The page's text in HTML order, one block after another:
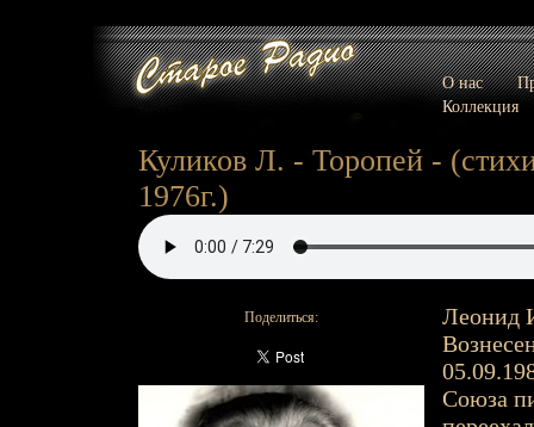
О нас
Коллекция
Куликов Л. - Торопей -
1976г.)
Поделиться:
Леонид
Союза